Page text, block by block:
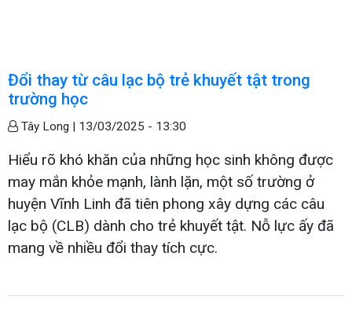
Đổi thay từ câu lạc bộ trẻ khuyết tật trong
trường học
Tây Long | 13/03/2025 - 13:30
Hiểu rõ khó khăn của những học sinh không được
may mắn khỏe mạnh, lành lặn, một số trường ở
huyện Vĩnh Linh đã tiên phong xây dựng các câu
lạc bộ (CLB) dành cho trẻ khuyết tật. Nỗ lực ấy đã
mang về nhiều đổi thay tích cực.